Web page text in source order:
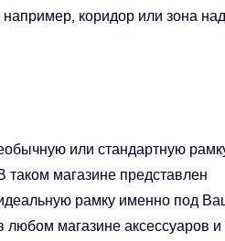
коридор или зона над
или стандартную
магазине представлен
рамку именно под
магазине аксессуаров и